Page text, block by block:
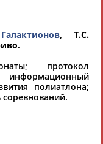
, Т.С.
.
протокол
информационный
полиатлона;